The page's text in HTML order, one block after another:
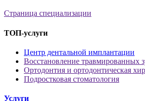
Страница специализации
ТОП-услуги
Центр дентальной имплантации
Восстановление травмированных
Ортодонтия и ортодонтическая
Подростковая стоматология
Услуги